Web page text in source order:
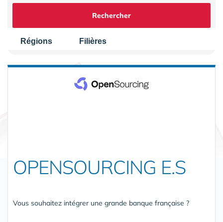
Rechercher
Régions Filières
OPENSOURCING E.S
Vous souhaitez intégrer une grande banque française ?